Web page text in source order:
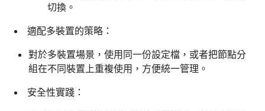
切換。
適配多裝置的策略：
對於多裝置場景，使用同一份設定檔，或者把節點分
組在不同裝置上重複使用，方便統一管理。
安全性實踐：